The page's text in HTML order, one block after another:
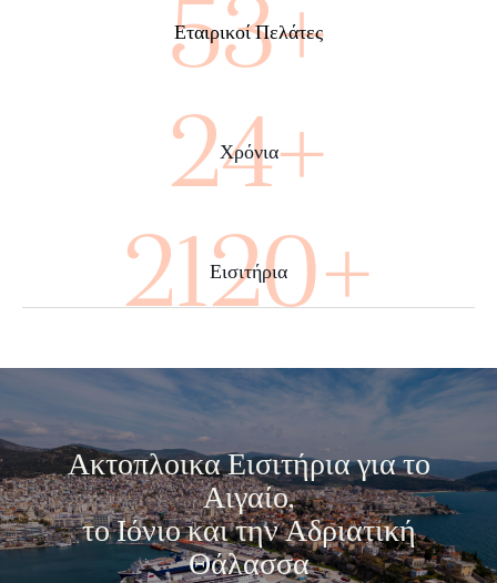
91+
Εταιρικοί Πελάτες
41+
Χρόνια
3600+
Εισιτήρια
Ακτοπλοικα Εισιτήρια για το
Αιγαίο,
το Ιόνιο και την Αδριατική
Θάλασσα